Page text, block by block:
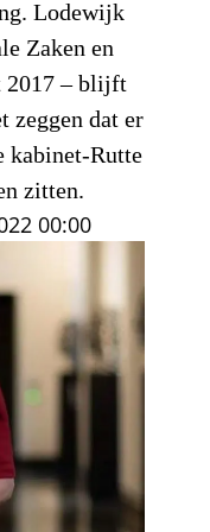
Lodewijk
Zaken en
2017 – blijft
zeggen dat er
kabinet-Rutte
zitten.
00:00